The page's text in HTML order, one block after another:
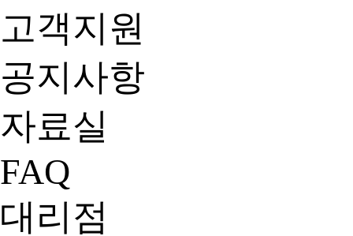
고객지원
공지사항
자료실
FAQ
대리점